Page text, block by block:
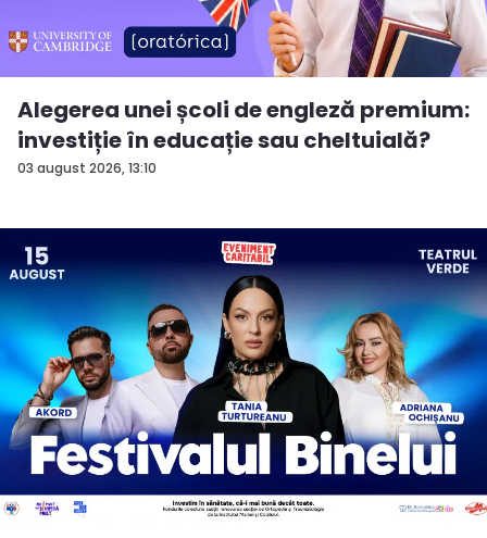
03 august 2026, 13:10
Alegerea unei școli de engleză premium:
investiție în educație sau cheltuială?